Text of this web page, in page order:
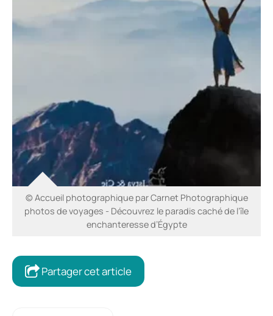
© Accueil photographique par Carnet Photographique
photos de voyages - Découvrez le paradis caché de l’île
enchanteresse d’Égypte
Partager cet article